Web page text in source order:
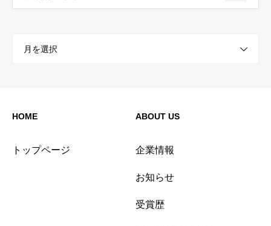
月を選択
HOME
トップページ
ABOUT US
企業情報
お知らせ
受賞歴